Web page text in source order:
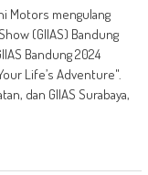
Motors mengulang
(GIIAS) Bandung
Bandung 2024
Life’s Adventure".
dan GIIAS Surabaya,